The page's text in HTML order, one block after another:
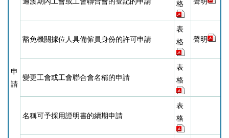
申
請
格
豁免機關據位人具備僱員身份的許可申請
表
格
聲明
變更工會或工會聯合會名稱的申請
表
格
名稱可予採用證明書的續期申請
表
格